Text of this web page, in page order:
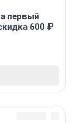
первый
600 ₽